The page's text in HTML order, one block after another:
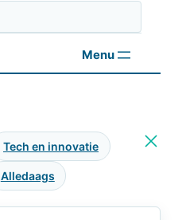
Tech en innovatie
Alledaags